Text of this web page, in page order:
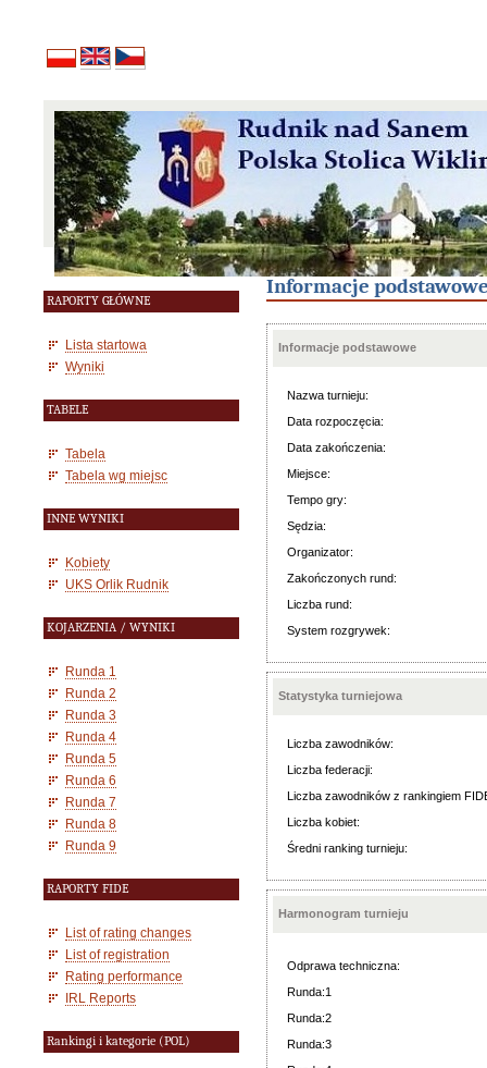
RAPORTY GŁÓWNE
Lista startowa
Wyniki
TABELE
Tabela
Tabela wg miejsc
INNE WYNIKI
Kobiety
UKS Orlik Rudnik
KOJARZENIA / WYNIKI
Runda 1
Runda 2
Runda 3
Runda 4
Runda 5
Runda 6
Runda 7
Runda 8
Runda 9
RAPORTY FIDE
List of rating changes
List of registration
Rating performance
IRL Reports
Rankingi i kategorie (POL)
Informacje
Informacje podstawowe
Nazwa turnieju:
Data rozpoczęcia:
Data zakończenia:
Miejsce:
Tempo gry:
Sędzia:
Organizator:
Zakończonych rund:
Liczba rund:
System rozgrywek:
Statystyka turniejowa
Liczba zawodników:
Liczba federacji:
Liczba zawodników z rankingiem
Liczba kobiet:
Średni ranking turnieju:
Harmonogram turnieju
Odprawa techniczna:
Runda:1
Runda:2
Runda:3